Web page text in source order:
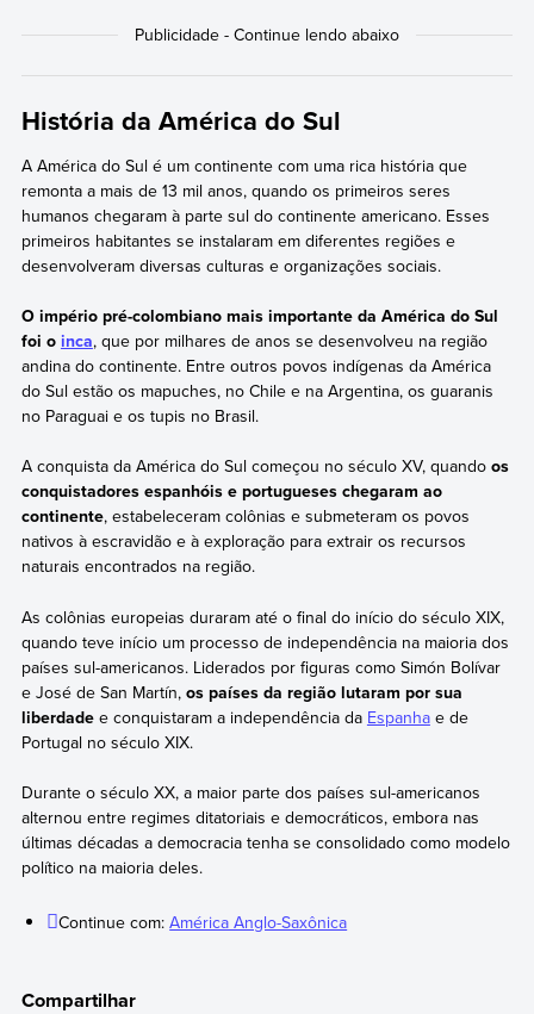
História da América do Sul
A América do Sul é um continente com uma rica história que
remonta a mais de 13 mil anos, quando os primeiros seres
humanos chegaram à parte sul do continente americano. Esses
primeiros habitantes se instalaram em diferentes regiões e
desenvolveram diversas culturas e organizações sociais.
O império pré-colombiano mais importante da América do Sul
foi o inca, que por milhares de anos se desenvolveu na região
andina do continente. Entre outros povos indígenas da América
do Sul estão os mapuches, no Chile e na Argentina, os guaranis
no Paraguai e os tupis no Brasil.
A conquista da América do Sul começou no século XV, quando os
conquistadores espanhóis e portugueses chegaram ao
continente, estabeleceram colônias e submeteram os povos
nativos à escravidão e à exploração para extrair os recursos
naturais encontrados na região.
As colônias europeias duraram até o final do início do século XIX,
quando teve início um processo de independência na maioria dos
países sul-americanos. Liderados por figuras como Simón Bolívar
e José de San Martín, os países da região lutaram por sua
liberdadee conquistaram a independência da Espanhae de
Portugal no século XIX.
Durante o século XX, a maior parte dos países sul-americanos
alternou entre regimes ditatoriais e democráticos, embora nas
últimas décadas a democracia tenha se consolidado como modelo
político na maioria deles.
Continue com:América Anglo-Saxônica
Compartilhar